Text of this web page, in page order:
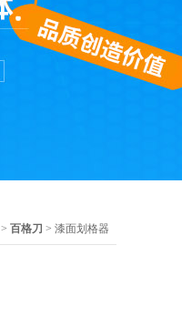
> 百格刀 > 漆面划格器